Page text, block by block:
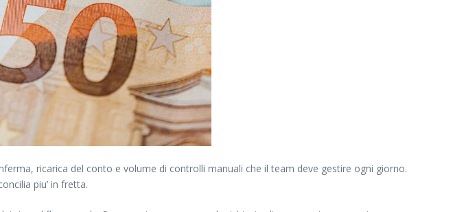
ricarica del conto e volume di controlli manuali che il team deve gestire ogni giorno.
piu’ in fretta.